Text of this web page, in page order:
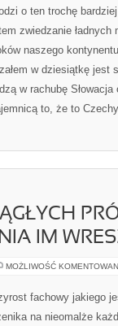
o ten trochę
zwiedzanie ładnych
naszego
w dziesiątkę jest
w rachubę
to, że to
IM
MOŻLIWOŚĆ
fachowy jakiego
na nieomalże